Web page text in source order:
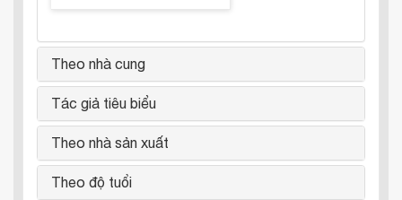
Theo nhà cung
Tác giả tiêu biểu
Theo nhà sản xuất
Theo độ tuổi